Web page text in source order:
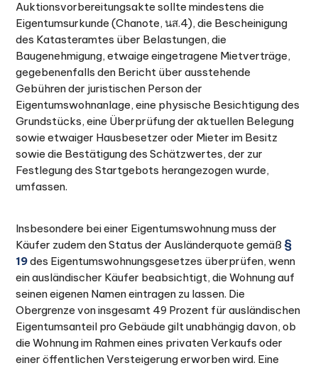
Auktionsvorbereitungsakte sollte mindestens die
Eigentumsurkunde (Chanote, นส.4), die Bescheinigung
des Katasteramtes über Belastungen, die
Baugenehmigung, etwaige eingetragene Mietverträge,
gegebenenfalls den Bericht über ausstehende
Gebühren der juristischen Person der
Eigentumswohnanlage, eine physische Besichtigung des
Grundstücks, eine Überprüfung der aktuellen Belegung
sowie etwaiger Hausbesetzer oder Mieter im Besitz
sowie die Bestätigung des Schätzwertes, der zur
Festlegung des Startgebots herangezogen wurde,
umfassen.
Insbesondere bei einer Eigentumswohnung muss der
Käufer zudem den Status der Ausländerquote gemäß §
19des Eigentumswohnungsgesetzes überprüfen, wenn
ein ausländischer Käufer beabsichtigt, die Wohnung auf
seinen eigenen Namen eintragen zu lassen. Die
Obergrenze von insgesamt 49 Prozent für ausländischen
Eigentumsanteil pro Gebäude gilt unabhängig davon, ob
die Wohnung im Rahmen eines privaten Verkaufs oder
einer öffentlichen Versteigerung erworben wird. Eine